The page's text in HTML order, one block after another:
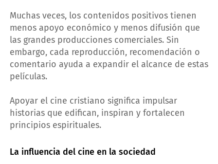
Muchas veces, los contenidos positivos tienen
menos apoyo económico y menos difusión que
las grandes producciones comerciales. Sin
embargo, cada reproducción, recomendación o
comentario ayuda a expandir el alcance de estas
películas.
Apoyar el cine cristiano significa impulsar
historias que edifican, inspiran y fortalecen
principios espirituales.
La influencia del cine en la sociedad